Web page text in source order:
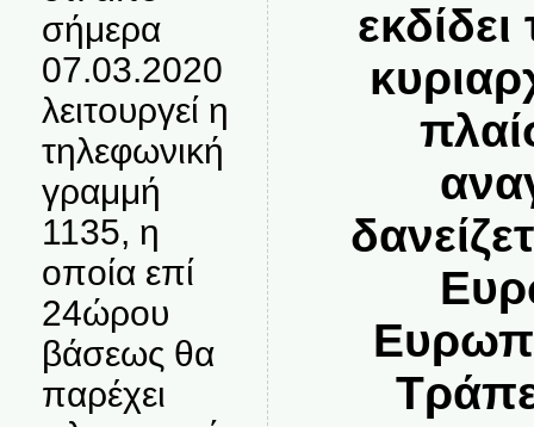
σήμερα
07.03.2020
λειτουργεί η
τηλεφωνική
γραμμή
1135, η
οποία επί
24ώρου
βάσεως θα
παρέχει